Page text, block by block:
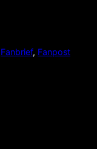
Fanbrief, Fanpost